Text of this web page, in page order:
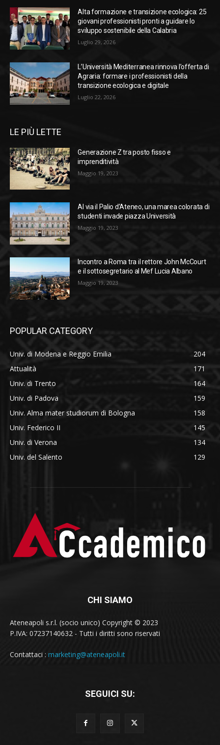
Alta formazione e transizione ecologica: 25
giovani professionisti pronti a guidare lo
sviluppo sostenibile della Calabria
Luglio 29, 2026
L’Università Mediterranea rinnova l’offerta di
Agraria: formare i professionisti della
transizione ecologica e digitale
Luglio 22, 2026
LE PIÙ LETTE
Generazione Z tra posto fisso e
imprenditività
Maggio 19, 2023
Al via il Palio d’Ateneo, una marea colorata di
studenti invade piazza Università
Maggio 19, 2023
Incontro a Roma tra il rettore John McCourt
e il sottosegretario al Mef Lucia Albano
Maggio 19, 2023
POPULAR CATEGORY
Univ. di Modena e Reggio Emilia
204
Attualità
171
Univ. di Trento
164
Univ. di Padova
159
Univ. Alma mater studiorum di Bologna
158
Univ. Federico II
145
Univ. di Verona
134
Univ. del Salento
129
CHI SIAMO
Ateneapoli s.r.l. (socio unico) Copyright © 2023
P.IVA: 07237140632 - Tutti i diritti sono riservati
Contattaci : marketing@ateneapoli.it
SEGUICI SU: